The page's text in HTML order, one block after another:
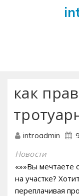
как
introadmin
Новости
«»»Вы мечтаете
на участке?
переплачивая